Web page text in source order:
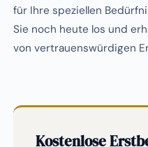
für Ihre speziellen
Sie noch heute los und
von vertrauenswürdigen
Kostenlose